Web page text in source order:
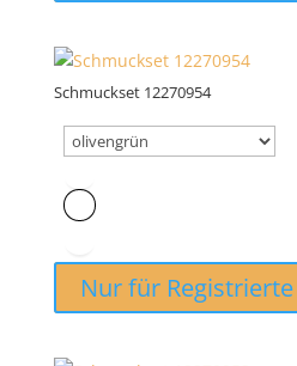
Schmuckset 12270954
Nur für